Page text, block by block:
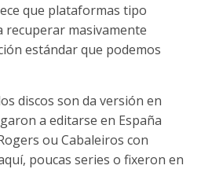
que plataformas tipo
recuperar masivamente
estándar que podemos
discos son da versión en
a editarse en España
ou Cabaleiros con
poucas series o fixeron en